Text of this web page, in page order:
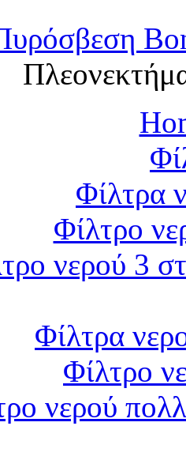
Φίλτρα
Φίλτρο
νερού 3
Φίλτρα
Φίλτρο
νερού